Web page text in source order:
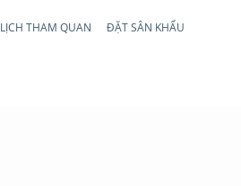
LỊCH THAM QUAN
ĐẶT SÂN KHẤU